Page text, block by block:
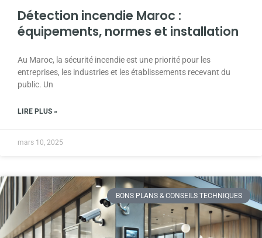
Détection incendie Maroc :
équipements, normes et installation
Au Maroc, la sécurité incendie est une priorité pour les
entreprises, les industries et les établissements recevant du
public. Un
LIRE PLUS »
mars 10, 2025
BONS PLANS & CONSEILS TECHNIQUES